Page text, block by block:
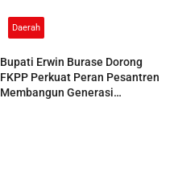
Daerah
Bupati Erwin Burase Dorong
FKPP Perkuat Peran Pesantren
Membangun Generasi